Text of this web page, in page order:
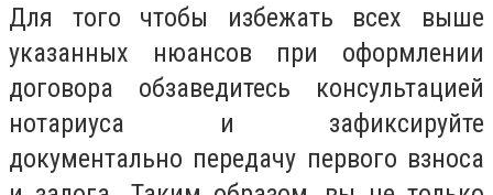
Для того чтобы избежать всех выше
указанных нюансов при оформлении
договора обзаведитесь консультацией
нотариуса и зафиксируйте
документально передачу первого взноса